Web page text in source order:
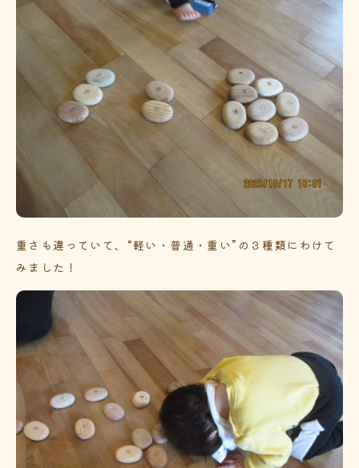
重さも違っていて、“軽い・普通・重い”の３種類にわけて
みました！